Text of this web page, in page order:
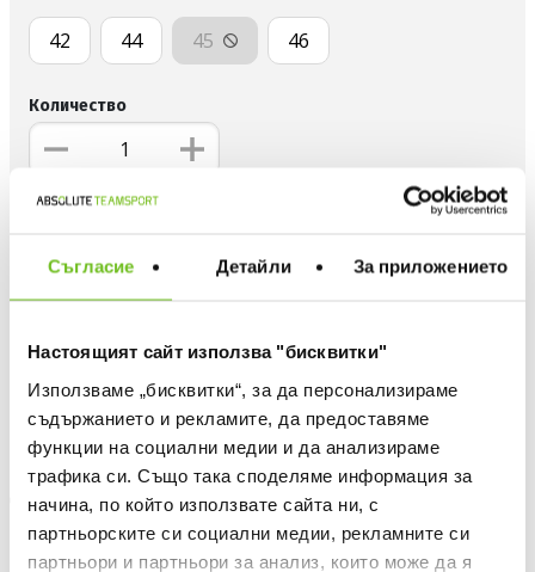
Съгласие Детайли За приложението
Настоящият сайт използва "бисквитки"
Използваме „бисквитки“, за да персонализираме
съдържанието и рекламите, да предоставяме
функции на социални медии и да анализираме
трафика си. Също така споделяме информация за
начина, по който използвате сайта ни, с
партньорските си социални медии, рекламните си
партньори и партньори за анализ, които може да я
42 44 45 46
Количество
ДОБАВИ В ЛЮБИМИ
БЕЗПЛАТНА ДОСТАВКА НАД 50 €.
ВИЖ ПОВЕЧЕ
30 ДНИ БЕЗПЛАТНО ВРЪЩАНЕ
Информация за продукта
Описание
Доставка
Наличност в магазините